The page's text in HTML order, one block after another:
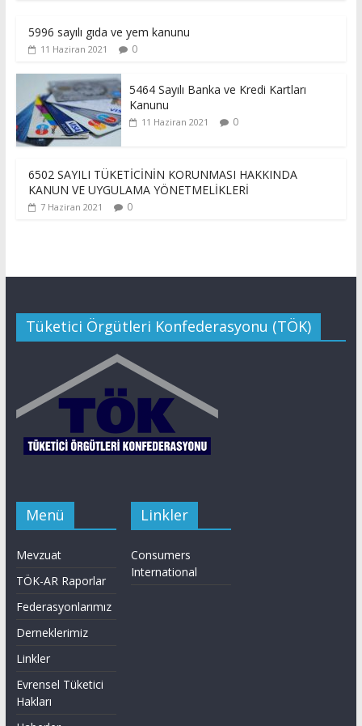
5996 sayılı gıda ve yem kanunu
11 Haziran 2021 0
5464 Sayılı Banka ve Kredi Kartları
Kanunu
11 Haziran 2021 0
6502 SAYILI TÜKETİCİNİN KORUNMASI HAKKINDA
KANUN VE UYGULAMA YÖNETMELİKLERİ
7 Haziran 2021 0
Tüketici Örgütleri Konfederasyonu (TÖK)
Menü
Mevzuat
TÖK-AR Raporlar
Federasyonlarımız
Derneklerimiz
Linkler
Evrensel Tüketici
Hakları
Linkler
Consumers
International